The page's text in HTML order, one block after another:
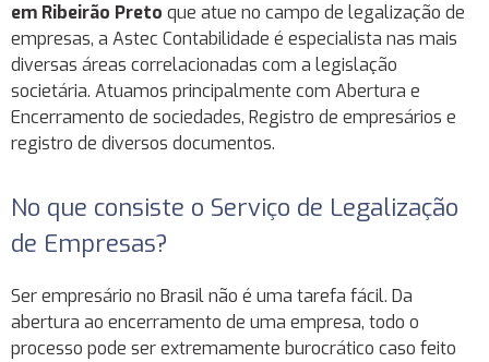
em Ribeirão Preto que atue no campo de legalização de
empresas, a Astec Contabilidade é especialista nas mais
diversas áreas correlacionadas com a legislação
societária. Atuamos principalmente com Abertura e
Encerramento de sociedades, Registro de empresários e
registro de diversos documentos.
No que consiste o Serviço de Legalização
de Empresas?
Ser empresário no Brasil não é uma tarefa fácil. Da
abertura ao encerramento de uma empresa, todo o
processo pode ser extremamente burocrático caso feito